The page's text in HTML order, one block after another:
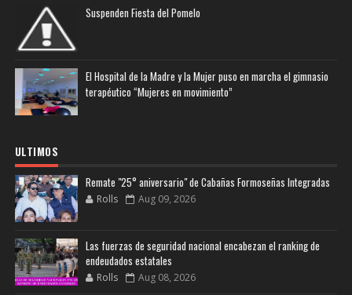
Suspenden Fiesta del Pomelo
El Hospital de la Madre y la Mujer puso en marcha el gimnasio
terapéutico “Mujeres en movimiento”
ULTIMOS
Remate "25° aniversario" de Cabañas Formoseñas Integradas
Rolls Aug 09, 2026
Las fuerzas de seguridad nacional encabezan el ranking de
endeudados estatales
Rolls Aug 08, 2026